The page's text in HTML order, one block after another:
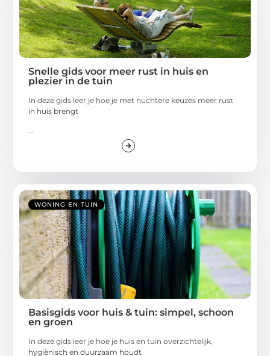
Snelle gids voor meer rust in huis en
plezier in de tuin
In deze gids leer je hoe je met nuchtere keuzes meer rust
in huis brengt
...
WONING EN TUIN
Basisgids voor huis & tuin: simpel, schoon
en groen
In deze gids leer je hoe je huis en tuin overzichtelijk,
hygiënisch en duurzaam houdt